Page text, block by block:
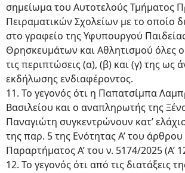
σημείωμα του Αυτοτελούς Τμήματος
Πειραματικών Σχολείων με το οποίο
στο γραφείο της Υφυπουργού
Θρησκευμάτων και Αθλητισμού όλες
τις περιπτώσεις (α), (β) και (γ) της
εκδήλωσης ενδιαφέροντος.
11. Το γεγονός ότι η Παπατσίμπα
Βασιλείου και ο αναπληρωτής της
Παναγιώτη συγκεντρώνουν κατ’
της παρ. 5 της Ενότητας Α’ του άρθρου
Παραρτήματος Α’ του ν. 5174/2025 (Α’
12. Το γεγονός ότι από τις διατάξεις